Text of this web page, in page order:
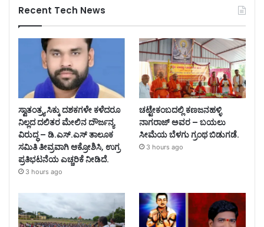
Recent Tech News
ಸ್ವಾತಂತ್ರ್ಯ ಸಿಕ್ಕು ದಶಕಗಳೇ ಕಳೆದರೂ
ನಿಲ್ಲದ ದಲಿತರ ಮೇಲಿನ ದೌರ್ಜನ್ಯ
ವಿರುದ್ಧ – ಡಿ.ಎಸ್.ಎಸ್ ತಾಲೂಕ
ಸಮಿತಿ ತೀವ್ರವಾಗಿ ಆಕ್ರೋಶಿಸಿ, ಉಗ್ರ
ಪ್ರತಿಭಟನೆಯ ಎಚ್ಚರಿಕೆ ನೀಡಿದೆ.
3 hours ago
ಚಟ್ಟೇಕಂಬದಲ್ಲಿ ಕಣಜನಹಳ್ಳಿ
ನಾಗರಾಜ್ ಅವರ – ಬಯಲು
ಸೀಮೆಯ ಬೆಳಗು ಗ್ರಂಥ ಬಿಡುಗಡೆ.
3 hours ago